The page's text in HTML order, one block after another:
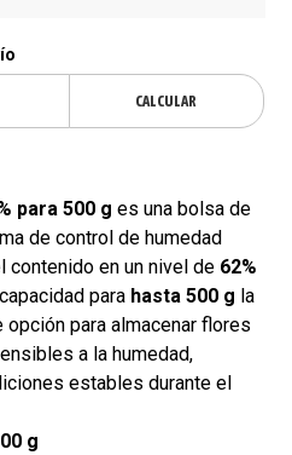
CALCULAR
para 500 g es una bolsa de
de control de humedad
contenido en un nivel de 62%
para hasta 500 g la
para almacenar flores
a la humedad,
estables durante el
g